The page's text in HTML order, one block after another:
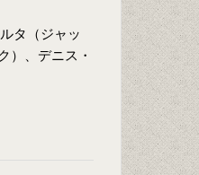
タ（ジャッ
）、デニス・